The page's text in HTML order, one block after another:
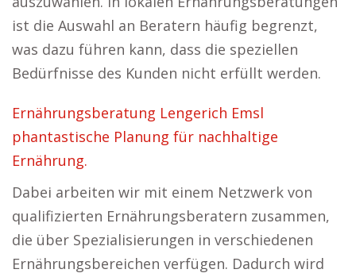
ist die Auswahl an Beratern häufig begrenzt,
was dazu führen kann, dass die speziellen
Bedürfnisse des Kunden nicht erfüllt werden.
Ernährungsberatung Lengerich Emsl
phantastische Planung für nachhaltige
Ernährung.
Dabei arbeiten wir mit einem Netzwerk von
qualifizierten Ernährungsberatern zusammen,
die über Spezialisierungen in verschiedenen
Ernährungsbereichen verfügen. Dadurch wird